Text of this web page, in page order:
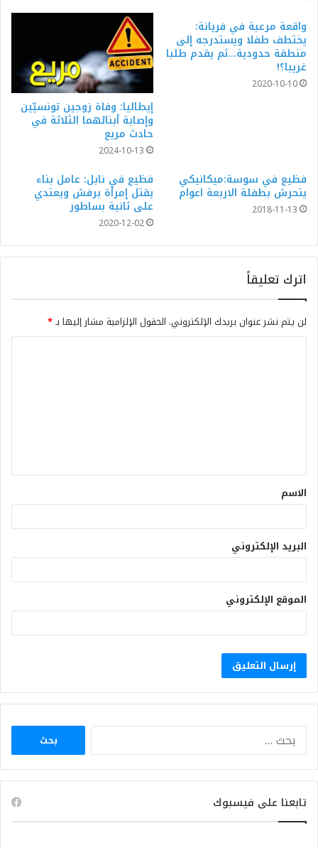
واقعة مرعبة في فريانة:
يختطف طفلا ويستدرجه إلى
منطقة حدودية…ثم يقدم طلبا
غريبا؟!
2020-10-10
إيطاليا: وفاة زوجين تونسيّين
وإصابة أبنائهما الثلاثة في
حادث مريع
2024-10-13
فظيع في سوسة:ميكانيكي
يتحرش بطفلة الاربعة اعوام
2018-11-13
فظيع في نابل: عامل بناء
يقتل إمرأة برفش ويعتدي
على ثانية بساطور
2020-12-02
اترك تعليقاً
لن يتم نشر عنوان بريدك الإلكتروني. الحقول الإلزامية مشار إليها بـ*
الاسم
البريد الإلكتروني
الموقع الإلكتروني
البحث
تابعنا على فيسبوك